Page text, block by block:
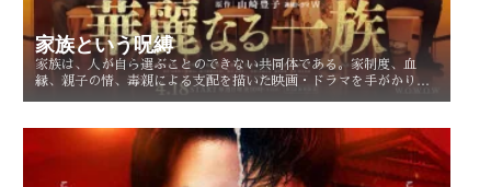
家族という呪縛
家族は、人が自ら選ぶことのできない共同体である。家制度、血
縁、親子の情、毒親による支配を描いた映画・ドラマを手がかり